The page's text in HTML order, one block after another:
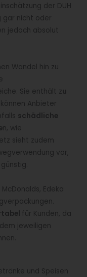
der DUH
nicht oder
jedoch absolut
Wandel hin zu
Sie enthält zu
können Anbieter
schädliche
n, wie
sieht zudem
vor,
Edeka
für Kunden, da
jeweiligen
und Speisen